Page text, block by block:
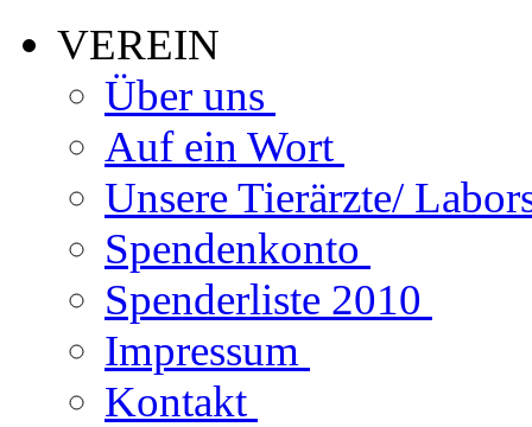
VEREIN
Über uns
Auf ein Wort
Unsere Tierärzte/
Spendenkonto
Spenderliste 2010
Impressum
Kontakt